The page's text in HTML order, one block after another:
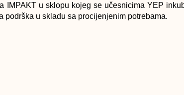
IMPAKT u sklopu kojeg se učesnicima YEP
podrška u skladu sa procijenjenim potrebama.